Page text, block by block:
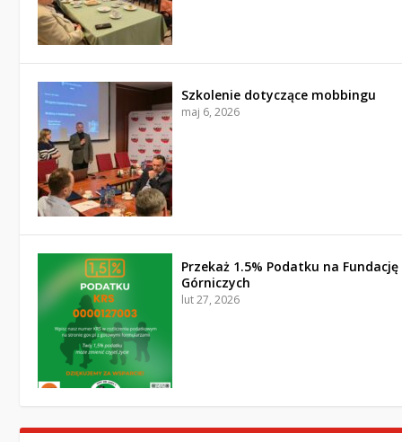
Szkolenie dotyczące mobbingu
maj 6, 2026
Przekaż 1.5% Podatku na
Górniczych
lut 27, 2026